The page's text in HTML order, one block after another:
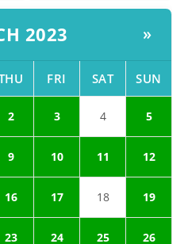
2023 »
FRI SAT SUN
2 3 4 5
9 10 11 12
16 17 18 19
23 24 25 26